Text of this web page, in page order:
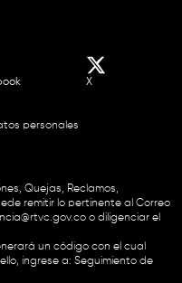
X
personales
Quejas, Reclamos,
remitir lo pertinente al Correo
o diligenciar el
un código con el cual
ingrese a: Seguimiento de